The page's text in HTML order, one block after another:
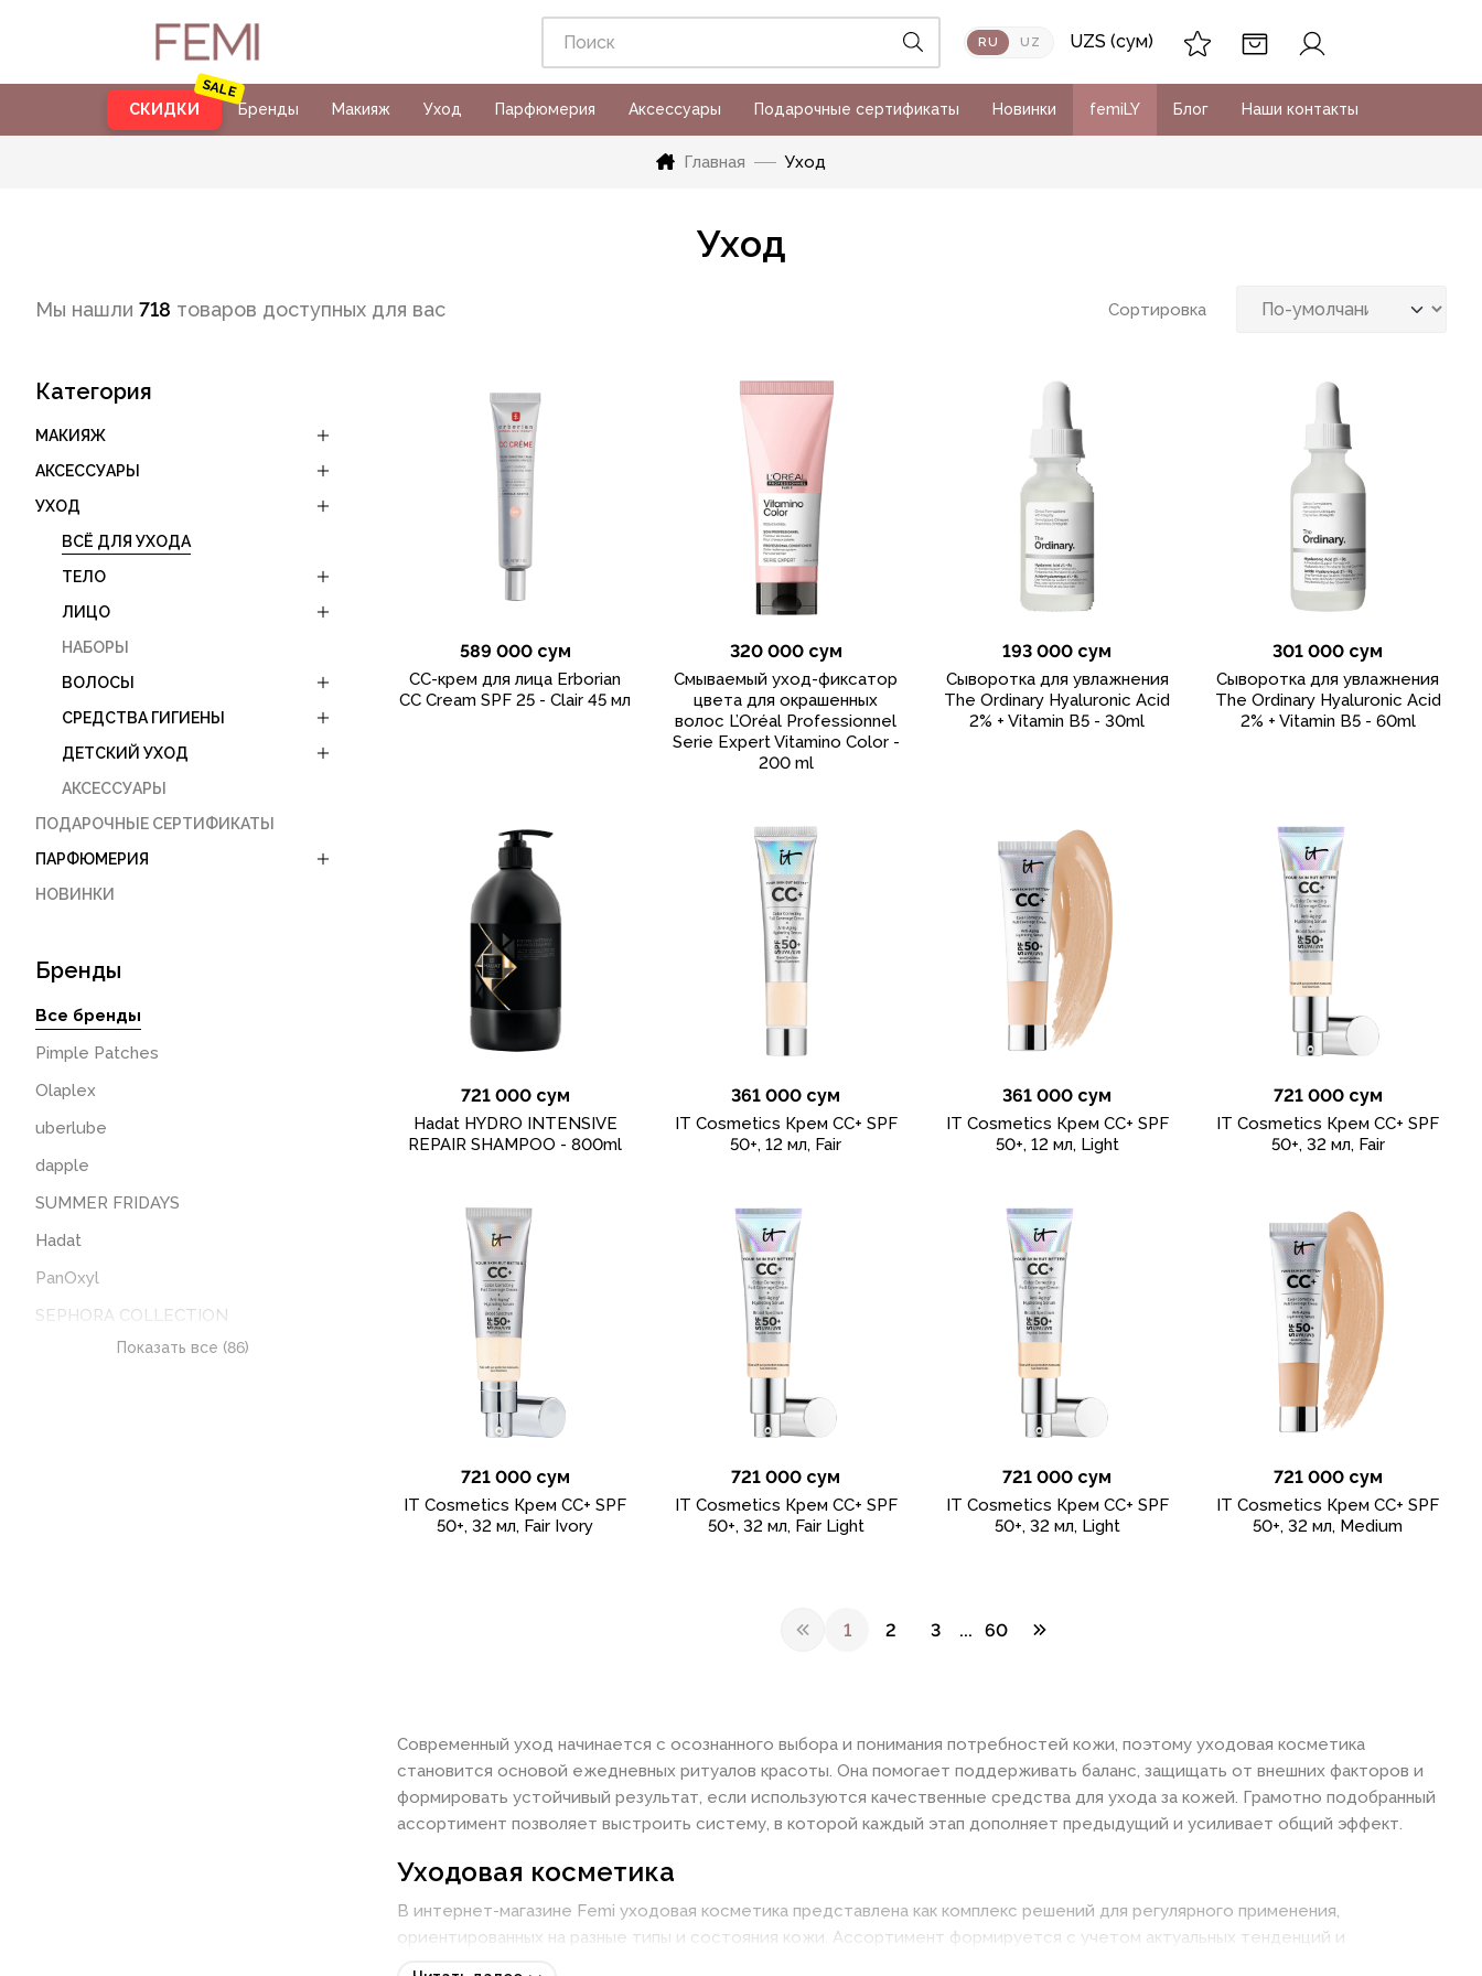
RU UZ UZS (сум)
СКИДКИ Бренды Макияж Уход Парфюмерия Аксессуары Подарочные сертификаты Новинки femiLY Блог Наши контакты
Главная Уход
Уход
Мы нашли 718 товаров доступных для вас Сортировка
589 000 сум
CC-крем для лица Erborian
CC Cream SPF 25 - Clair 45 мл
320 000 сум
Cмываемый уход-фиксатор
цвета для окрашенных
волос L’Oréal Professionnel
Serie Expert Vitamino Color -
200 ml
193 000 сум
Cыворотка для увлажнения
The Ordinary Hyaluronic Acid
2% + Vitamin B5 - 30ml
301 000 сум
Cыворотка для увлажнения
The Ordinary Hyaluronic Acid
2% + Vitamin B5 - 60ml
721 000 сум
Hadat HYDRO INTENSIVE
REPAIR SHAMPOO - 800ml
361 000 сум
IT Cosmetics Крем CC+ SPF
50+, 12 мл, Fair
361 000 сум
IT Cosmetics Крем CC+ SPF
50+, 12 мл, Light
721 000 сум
IT Cosmetics Крем CC+ SPF
50+, 32 мл, Fair
721 000 сум
IT Cosmetics Крем CC+ SPF
50+, 32 мл, Fair Ivory
721 000 сум
IT Cosmetics Крем CC+ SPF
50+, 32 мл, Fair Light
721 000 сум
IT Cosmetics Крем CC+ SPF
50+, 32 мл, Light
721 000 сум
IT Cosmetics Крем CC+ SPF
50+, 32 мл, Medium
1 2 3 ... 60
Современный уход начинается с осознанного выбора и понимания потребностей кожи, поэтому уходовая косметика
становится основой ежедневных ритуалов красоты. Она помогает поддерживать баланс, защищать от внешних факторов и
формировать устойчивый результат, если используются качественные средства для ухода за кожей. Грамотно подобранный
ассортимент позволяет выстроить систему, в которой каждый этап дополняет предыдущий и усиливает общий эффект.
Уходовая косметика
В интернет-магазине Femi уходовая косметика представлена как комплекс решений для регулярного применения,
ориентированных на разные типы и состояния кожи. Ассортимент формируется с учетом актуальных тенденций и
Категория
МАКИЯЖ
АКСЕССУАРЫ
УХОД
ВСЁ ДЛЯ УХОДА
ТЕЛО
ЛИЦО
НАБОРЫ
ВОЛОСЫ
СРЕДСТВА ГИГИЕНЫ
ДЕТСКИЙ УХОД
АКСЕССУАРЫ
ПОДАРОЧНЫЕ СЕРТИФИКАТЫ
ПАРФЮМЕРИЯ
НОВИНКИ
Бренды
Все бренды
Pimple Patches
Olaplex
uberlube
dapple
SUMMER FRIDAYS
Hadat
PanOxyl
SEPHORA COLLECTION
Estée LauderПоказать все (86)